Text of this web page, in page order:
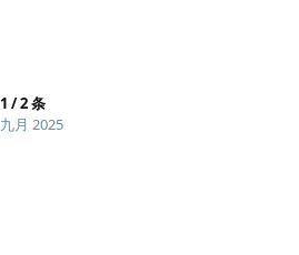
1 /2条
九月 2025